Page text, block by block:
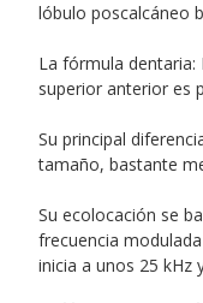
lóbulo poscalcáneo
La fórmula
superior anterior es
Su principal
tamaño, bastante
Su ecolocación se
frecuencia
inicia a unos 25 kHz